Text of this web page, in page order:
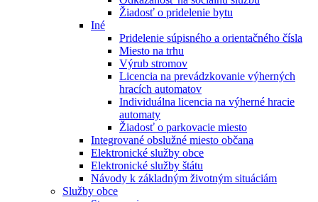
Žiadosť o pridelenie bytu
Iné
Pridelenie súpisného a orientačného čísla
Miesto na trhu
Výrub stromov
Licencia na prevádzkovanie výherných
hracích automatov
Individuálna licencia na výherné hracie
automaty
Žiadosť o parkovacie miesto
Integrované obslužné miesto občana
Elektronické služby obce
Elektronické služby štátu
Návody k základným životným situáciám
Služby obce